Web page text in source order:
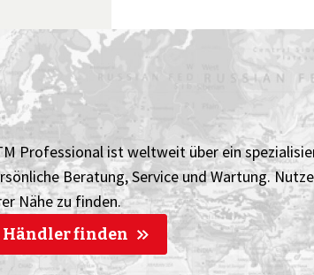
Professional ist weltweit über ein
Beratung, Service und Wartung.
Nähe zu finden.
Händler finden